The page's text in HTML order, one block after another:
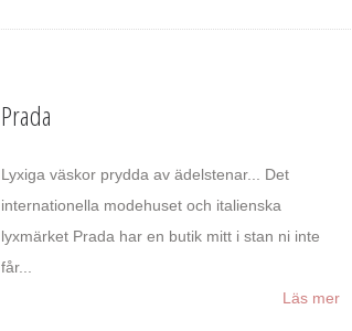
Prada
Lyxiga väskor prydda av ädelstenar... Det
internationella modehuset och italienska
lyxmärket Prada har en butik mitt i stan ni inte
får...
Läs mer